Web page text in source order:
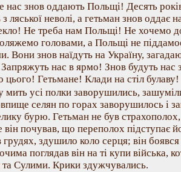
нас знов оддають Польщі! Десять
ляської неволі, а гетьман знов оддає
Не треба нам Польщі! Не хочемо
головами, а Польщі не
Вони знов наїдуть на Україну,
нас в ярмо! Знов будуть нас
цього! Гетьмане! Клади на стіл булаву!
мить усі полки заворушились,
селян по горах заворушилось і
бурю. Гетьман не був
він почував, що переполох підступає
здушило коло серця; він
поглядав він на ті купи війська,
Сулими. Крики здужчувались.